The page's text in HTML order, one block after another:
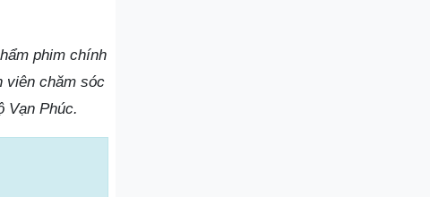
phim chính
viên chăm sóc
Vạn Phúc.